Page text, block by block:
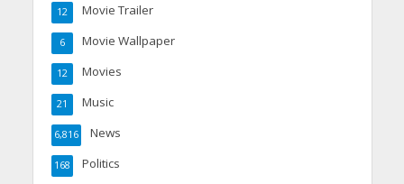
Movie Trailer
12
Movie Wallpaper
6
Movies
12
Music
21
News
6,816
Politics
168